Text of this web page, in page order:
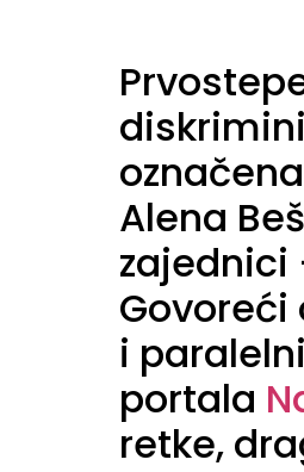
Alena
zajednici
i
portala
retke,